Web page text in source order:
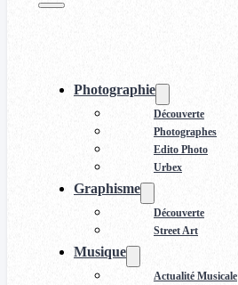
Photographie
Découverte
Photographes
Edito Photo
Urbex
Graphisme
Découverte
Street Art
Musique
Actualité Musicale